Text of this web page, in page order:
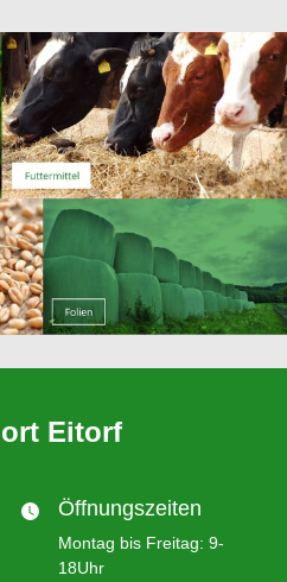
Eitorf
Öffnungszeiten
Montag bis Freitag: 9-
18Uhr